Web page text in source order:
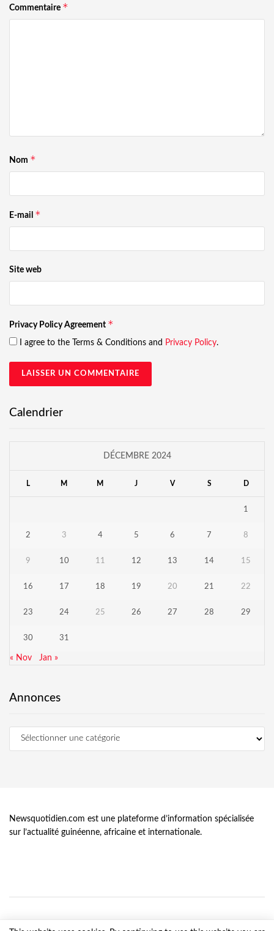
Commentaire *
Nom *
E-mail *
Site web
Privacy Policy Agreement *
I agree to the Terms & Conditions and Privacy Policy.
Calendrier
DÉCEMBRE 2024
L M M J V S D
1
2 3 4 5 6 7 8
9 10 11 12 13 14 15
16 17 18 19 20 21 22
23 24 25 26 27 28 29
30 31
« Nov Jan »
Annonces
Newsquotidien.com est une plateforme d’information spécialisée
sur l’actualité guinéenne, africaine et internationale.